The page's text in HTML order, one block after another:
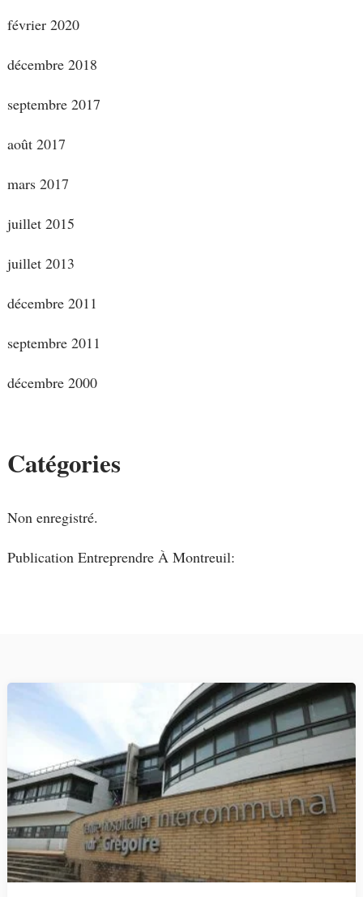
février 2020
décembre 2018
septembre 2017
août 2017
mars 2017
juillet 2015
juillet 2013
décembre 2011
septembre 2011
décembre 2000
Catégories
Non enregistré.
Publication Entreprendre À Montreuil: